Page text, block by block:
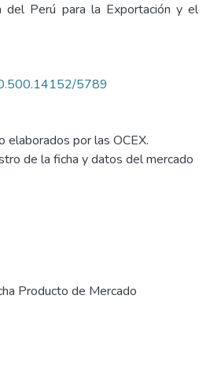
del Perú para la Exportación y el
5789
elaborados por las OCEX.
de la ficha y datos del mercado
Producto de Mercado